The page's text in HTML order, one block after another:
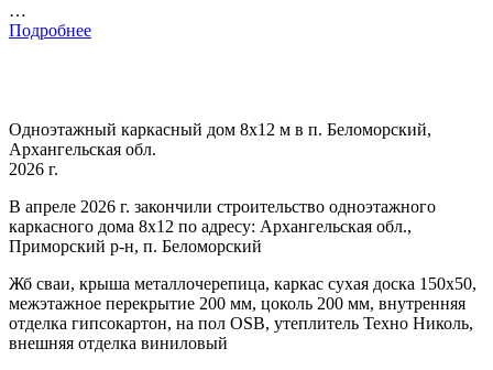
…
Подробнее
Одноэтажный каркасный дом 8х12 м в п. Беломорский,
Архангельская обл.
2026 г.
В апреле 2026 г. закончили строительство одноэтажного
каркасного дома 8х12 по адресу: Архангельская обл.,
Приморский р-н, п. Беломорский
Жб сваи, крыша металлочерепица, каркас сухая доска 150х50,
межэтажное перекрытие 200 мм, цоколь 200 мм, внутренняя
отделка гипсокартон, на пол OSB, утеплитель Техно Николь,
внешняя отделка виниловый